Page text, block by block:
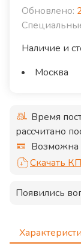
Обновлено:
Наличие и
Москва
Время
рассчитано
Возможна
Скачать КП
Появились